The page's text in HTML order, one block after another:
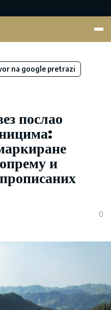
na google pretrazi
послао
и
0